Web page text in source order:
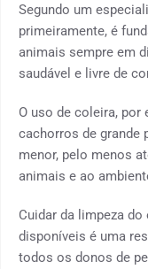
Segundo um
primeiramente, é
animais sempre em
saudável e livre de
O uso de coleira, por
cachorros de grande
menor, pelo menos
animais e ao
Cuidar da limpeza
disponíveis é uma
todos os donos de